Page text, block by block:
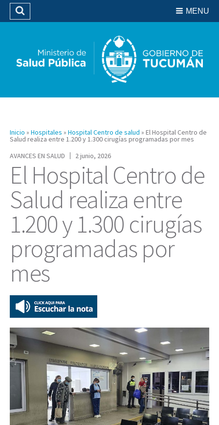
Biblioteca
MENU
Buscar
Inicio » Hospitales » Hospital Centro de salud » El Hospital Centro de
Salud realiza entre 1.200 y 1.300 cirugías programadas por mes
AVANCES EN SALUD
2 junio, 2026
El Hospital Centro de
Salud realiza entre
1.200 y 1.300 cirugías
programadas por
mes